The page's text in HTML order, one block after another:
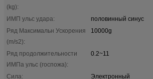
(kg):
ИМП ульс удара:
половинный синус
Ряд Максимальн Ускорения
(m/s2):
10000g
Ряд продолжительности
ИМПа ульс (госпожа):
0.2~11
Сила:
Электронный